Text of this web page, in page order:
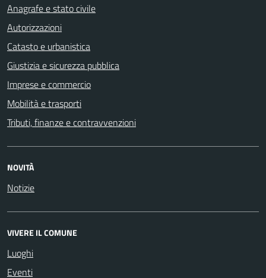
Anagrafe e stato civile
Autorizzazioni
Catasto e urbanistica
Giustizia e sicurezza pubblica
Imprese e commercio
Mobilità e trasporti
Tributi, finanze e contravvenzioni
NOVITÀ
Notizie
VIVERE IL COMUNE
Luoghi
Eventi